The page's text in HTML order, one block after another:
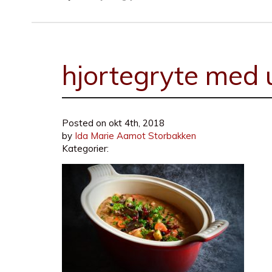
hjortegryte med
Posted on okt 4th, 2018
by Ida Marie Aamot Storbakken
Kategorier: